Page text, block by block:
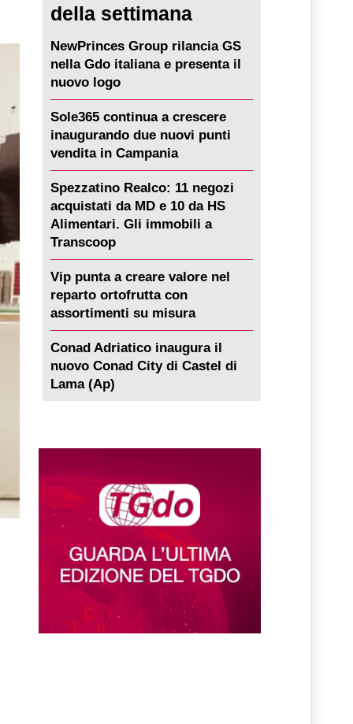
della settimana
NewPrinces Group rilancia GS
nella Gdo italiana e presenta il
nuovo logo
Sole365 continua a crescere
inaugurando due nuovi punti
vendita in Campania
Spezzatino Realco: 11 negozi
acquistati da MD e 10 da HS
Alimentari. Gli immobili a
Transcoop
Vip punta a creare valore nel
reparto ortofrutta con
assortimenti su misura
Conad Adriatico inaugura il
nuovo Conad City di Castel di
Lama (Ap)